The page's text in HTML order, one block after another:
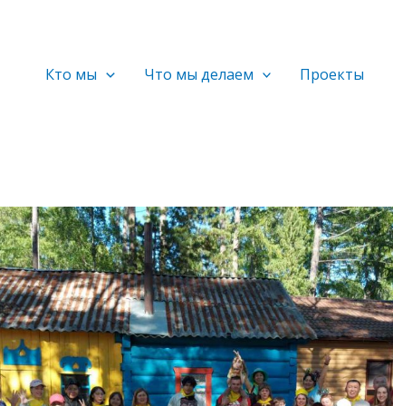
Кто мы Что мы делаем Проекты